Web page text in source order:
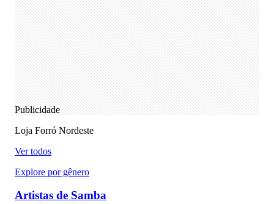
Publicidade
Loja Forró Nordeste
Ver todos
Explore por gênero
Artistas de Samba